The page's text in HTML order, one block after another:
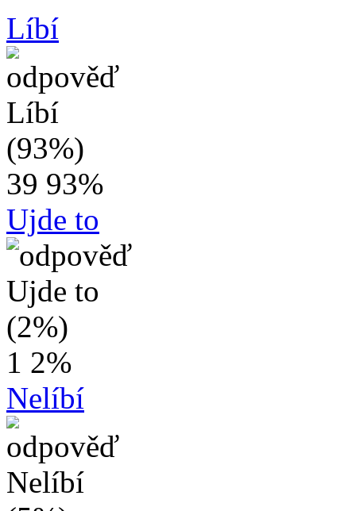
Líbí
39 93%
Ujde to
1 2%
Nelíbí